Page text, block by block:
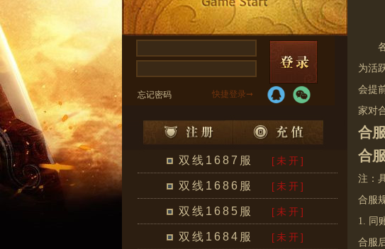
双线1687服 [未开]
双线1686服 [未开]
双线1685服 [未开]
双线1684服 [未开]
为活
会提
家对
合
合
注：
合服
1. 同
合服